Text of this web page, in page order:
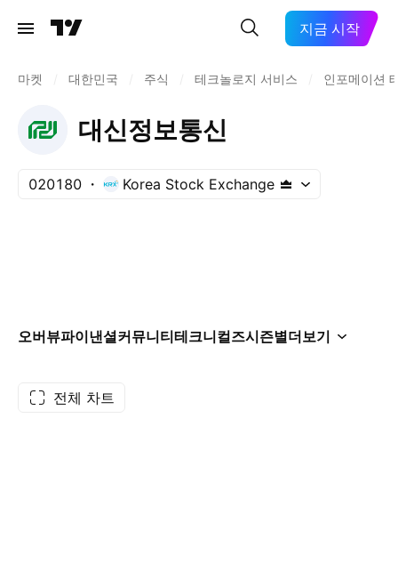
지금 시작
마켓 대한민국 주식 테크놀로지 서비스 인포메이션
대신정보통신
020180 Korea Stock Exchange
오버뷰파이낸셜커뮤니티테크니컬즈시즌별더보기
전체 차트